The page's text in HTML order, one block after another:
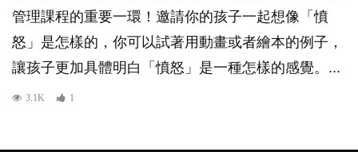
管理課程的重要一環！邀請你的孩子一起想像「憤
怒」是怎樣的，你可以試著用動畫或者繪本的例子，
讓孩子更加具體明白「憤怒」是一種怎樣的感覺。...
3.1K 1